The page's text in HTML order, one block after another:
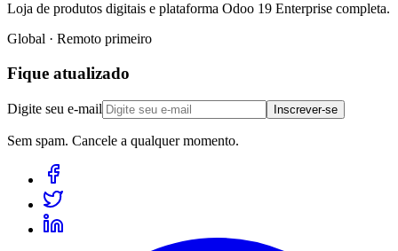
Loja de produtos digitais e plataforma Odoo 19 Enterprise completa.
Global · Remoto primeiro
Fique atualizado
Digite seu e-mail Inscrever-se
Sem spam. Cancele a qualquer momento.